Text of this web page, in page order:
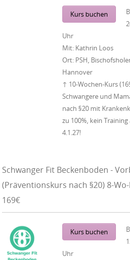
Kurs buchen
Uhr
Mit: Kathrin Loos
Ort: PSH,
Hannover
↑ 10-Wochen-Kurs
Schwangere und
nach §20 mit
zu 100%, kein
4.1.27!
Schwanger Fit Beckenboden -
(Präventionskurs nach §20) 8-
169€
Kurs buchen
Uhr